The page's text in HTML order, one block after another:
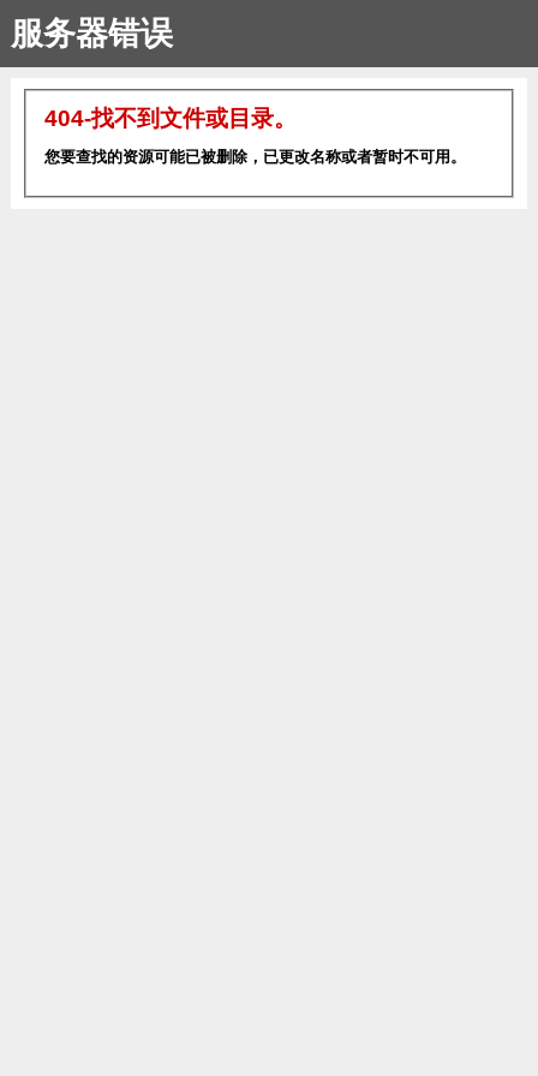
服务器错误
404-找不到文件或目录。
您要查找的资源可能已被删除，已更改名称或者暂时不可用。